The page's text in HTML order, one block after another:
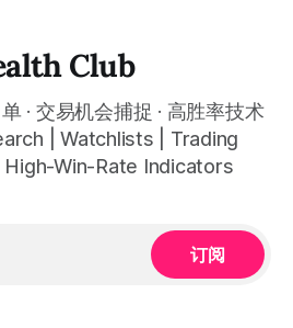
— stocks, crypto,
Club
· 交易机会捕捉 · 高胜率技术
| Watchlists | Trading
Win-Rate Indicators
订阅